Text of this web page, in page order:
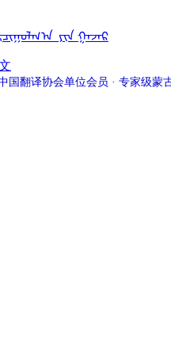
国翻译协会单位会员 · 专家级蒙